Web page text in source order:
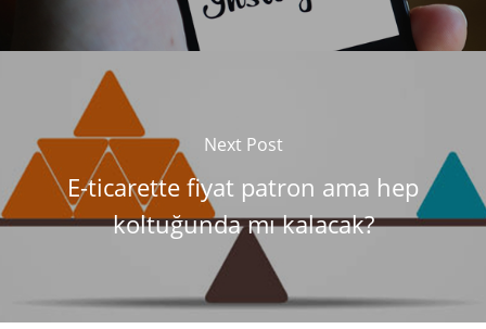
Next Post
E-ticarette fiyat patron ama hep
koltuğunda mı kalacak?